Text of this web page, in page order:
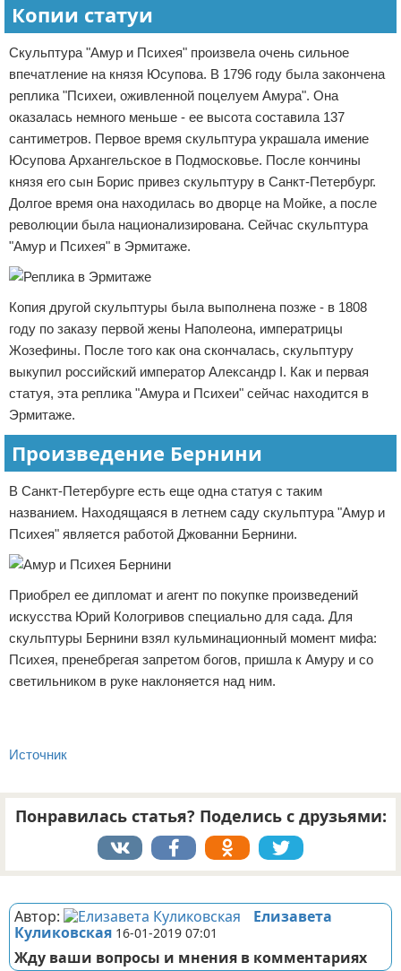
Копии статуи
Скульптура "Амур и Психея" произвела очень сильное
впечатление на князя Юсупова. В 1796 году была закончена
реплика "Психеи, оживленной поцелуем Амура". Она
оказалась немного меньше - ее высота составила 137
сантиметров. Первое время скульптура украшала имение
Юсупова Архангельское в Подмосковье. После кончины
князя его сын Борис привез скульптуру в Санкт-Петербург.
Долгое время она находилась во дворце на Мойке, а после
революции была национализирована. Сейчас скульптура
"Амур и Психея" в Эрмитаже.
Копия другой скульптуры была выполнена позже - в 1808
году по заказу первой жены Наполеона, императрицы
Жозефины. После того как она скончалась, скульптуру
выкупил российский император Александр I. Как и первая
статуя, эта реплика "Амура и Психеи" сейчас находится в
Эрмитаже.
Произведение Бернини
В Санкт-Петербурге есть еще одна статуя с таким
названием. Находящаяся в летнем саду скульптура "Амур и
Психея" является работой Джованни Бернини.
Приобрел ее дипломат и агент по покупке произведений
искусства Юрий Кологривов специально для сада. Для
скульптуры Бернини взял кульминационный момент мифа:
Психея, пренебрегая запретом богов, пришла к Амуру и со
светильником в руке наклоняется над ним.
Источник
Понравилась статья? Поделись с друзьями:
Автор:
Елизавета
Куликовская 16-01-2019 07:01
Жду ваши вопросы и мнения в комментариях